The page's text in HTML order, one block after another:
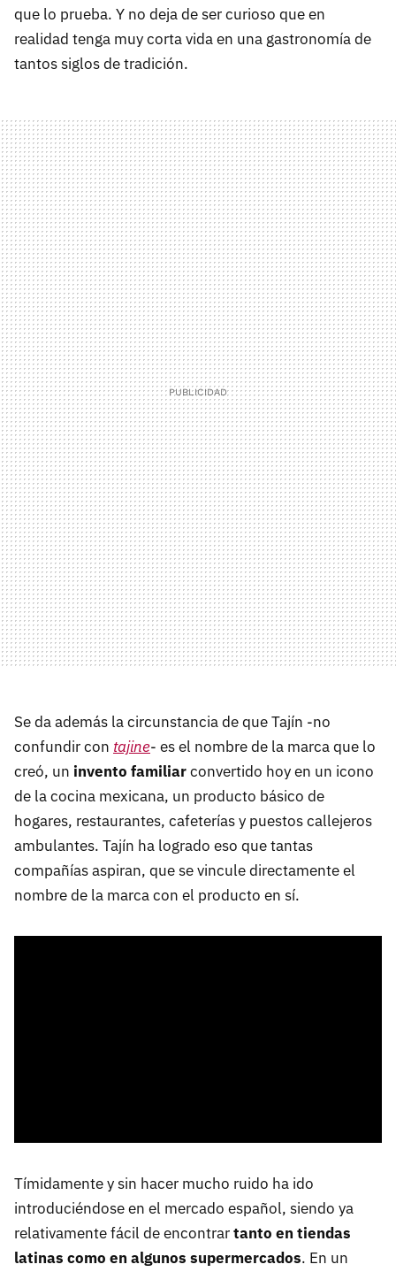
que lo prueba. Y no deja de ser curioso que en
realidad tenga muy corta vida en una gastronomía de
tantos siglos de tradición.
Se da además la circunstancia de que Tajín -no
confundir con tajine- es el nombre de la marca que lo
creó, un invento familiarconvertido hoy en un icono
de la cocina mexicana, un producto básico de
hogares, restaurantes, cafeterías y puestos callejeros
ambulantes. Tajín ha logrado eso que tantas
compañías aspiran, que se vincule directamente el
nombre de la marca con el producto en sí.
Tímidamente y sin hacer mucho ruido ha ido
introduciéndose en el mercado español, siendo ya
relativamente fácil de encontrartanto en tiendas
latinas como en algunos supermercados. En un